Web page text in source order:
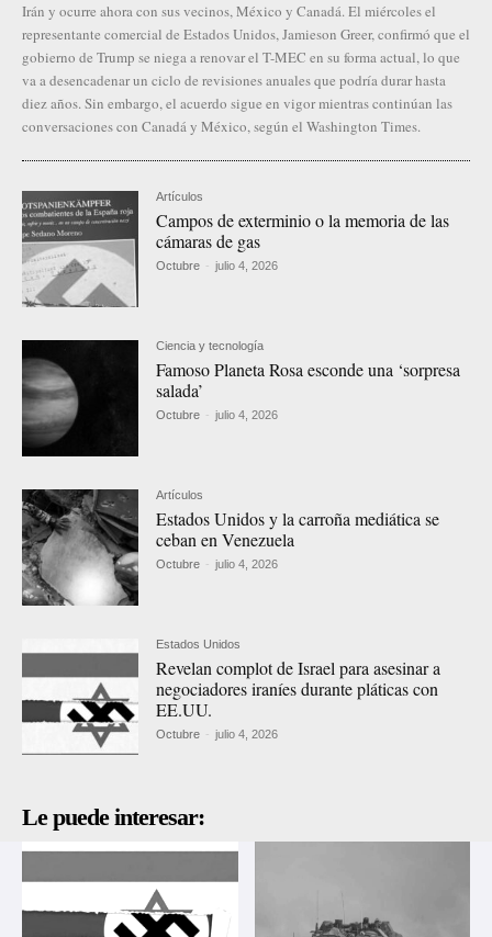
Irán y ocurre ahora con sus vecinos, México y Canadá. El miércoles el
representante comercial de Estados Unidos, Jamieson Greer, confirmó que el
gobierno de Trump se niega a renovar el T-MEC en su forma actual, lo que
va a desencadenar un ciclo de revisiones anuales que podría durar hasta
diez años. Sin embargo, el acuerdo sigue en vigor mientras continúan las
conversaciones con Canadá y México, según el Washington Times.
Artículos
Campos de exterminio o la memoria de las
cámaras de gas
Octubre - julio 4, 2026
Ciencia y tecnología
Famoso Planeta Rosa esconde una ‘sorpresa
salada’
Octubre - julio 4, 2026
Artículos
Estados Unidos y la carroña mediática se
ceban en Venezuela
Octubre - julio 4, 2026
Estados Unidos
Revelan complot de Israel para asesinar a
negociadores iraníes durante pláticas con
EE.UU.
Octubre - julio 4, 2026
Le puede interesar: